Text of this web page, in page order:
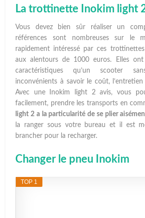
La trottinette Inokim light
Vous devez bien sûr réaliser un
références sont nombreuses sur le
rapidement intéressé par ces
aux alentours de 1000 euros. Elles
caractéristiques qu’un scooter
inconvénients à savoir le coût,
Avec une Inokim light 2 avis, vous
facilement, prendre les transports en
light 2 a la particularité de se plier
la ranger sous votre bureau et il est
brancher pour la recharger.
Changer le pneu Inokim
TOP 1